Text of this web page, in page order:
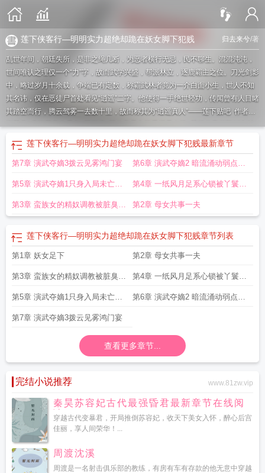
归去来兮/著
莲下侠客行—明明实力超绝却跪在妖女脚下犯贱
乱世年间，朝廷失所，是非之绳几断，为恶者横行无忌，民不聊生。混混沌沌，
世间唯认之理仅一个“力”字，故而武学兴盛，帮派林立，逐鹿霸主之位。刀光剑影
中，略过岁月十余载，争端已有定数，称霸武林者竟为一介白面小生，世人不知
其名讳，仅在恶徒尸首处看见“逍遥”二字。他使得一手绝世轻功，传闻曾有人目睹
其踏空而行，腾云驾雾一去数十里，故而称其为“逍遥真人”——莲下贴吧 作者月
莲侠客是哪国溜莲品牌 莲下侠客行笔趣阁无弹窗 月下莲客的作品集
莲客
免费阅读最新章节莲下义教莲下侠客行全文免费阅读月下莲客作品
莲下侠客行—明明实力超绝却跪在妖女脚下犯贱最新章节
第7章 演武夺嫡3拨云见雾鸿门宴 第6章 演武夺嫡2 暗流涌动弱点暴
露
第5章 演武夺嫡1只身入局未亡人
的请求
第4章 一纸风月足系心锁被丫鬟小
脚征服上交全部身家的归家浪子
第3章 蛮族女的精奴调教被脏臭大 第2章 母女共事一夫
莲下侠客行—明明实力超绝却跪在妖女脚下犯贱章节列表
第1章 妖女足下 第2章 母女共事一夫
第3章 蛮族女的精奴调教被脏臭大
脚熏得叫妈妈
第4章 一纸风月足系心锁被丫鬟小
脚征服上交全部身家的归家浪子
第5章 演武夺嫡1只身入局未亡人
的请求
第6章 演武夺嫡2 暗流涌动弱点暴
第7章 演武夺嫡3拨云见雾鸿门宴
查看更多章节...
完结小说推荐 www.81zw.vip
秦昊苏容妃古代最强昏君最新章节在线阅
读
穿越古代变暴君，开局推倒苏容妃，收天下美女入怀，醉心后宫
佳丽，享人间荣华！...
周渡沈溪
周渡是一名射击俱乐部的教练，有房有车有存款的他无意中穿越